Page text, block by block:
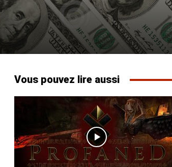
Vous pouvez lire aussi